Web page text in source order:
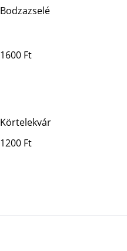
Bodzazselé
1600 Ft
Körtelekvár
1200 Ft